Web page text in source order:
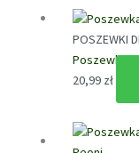
POSZEWKI
Poszewka
20,99 zł